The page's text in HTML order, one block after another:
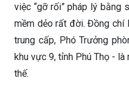
việc “gỡ rối” pháp lý bằng
mềm dẻo rất đời. Đồng chí
trung cấp, Phó Trưởng
khu vực 9, tỉnh Phú Thọ -
thế.